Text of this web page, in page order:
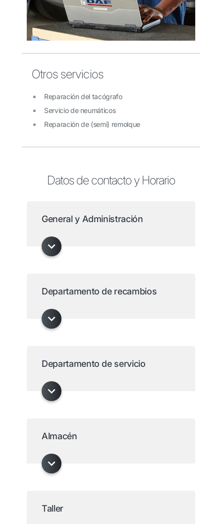
Otros servicios
Reparación del tacógrafo
Servicio de neumáticos
Reparación de (semi) remolque
Datos de contacto y Horario
General y Administración
Departamento de recambios
Departamento de servicio
Almacén
Taller